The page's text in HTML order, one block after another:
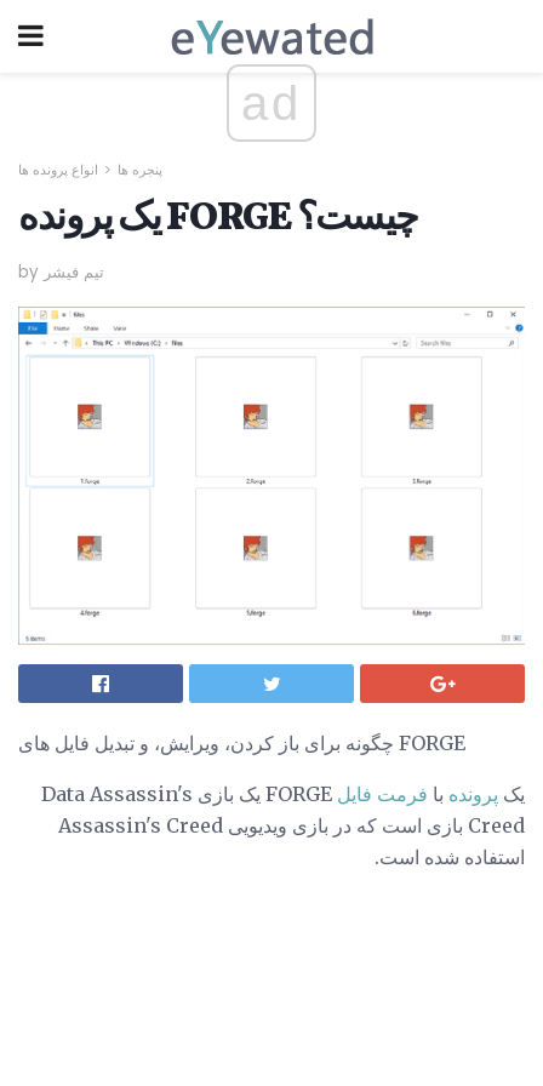
ad
پنجره ها انواع پرونده ها
یک پرونده FORGE چیست؟
by تیم فیشر
چگونه برای باز کردن، ویرایش، و تبدیل فایل های FORGE
یک پرونده با فرمت فایل
FORGE یک بازی Data Assassin's
Creed بازی است که در بازی ویدیویی Assassin's Creed
استفاده شده است.